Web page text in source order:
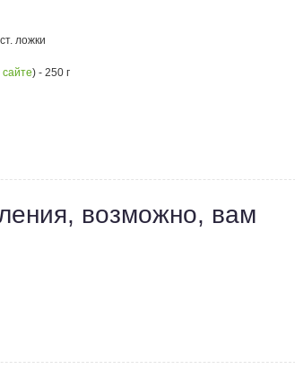
ложки
) - 250 г
возможно, вам